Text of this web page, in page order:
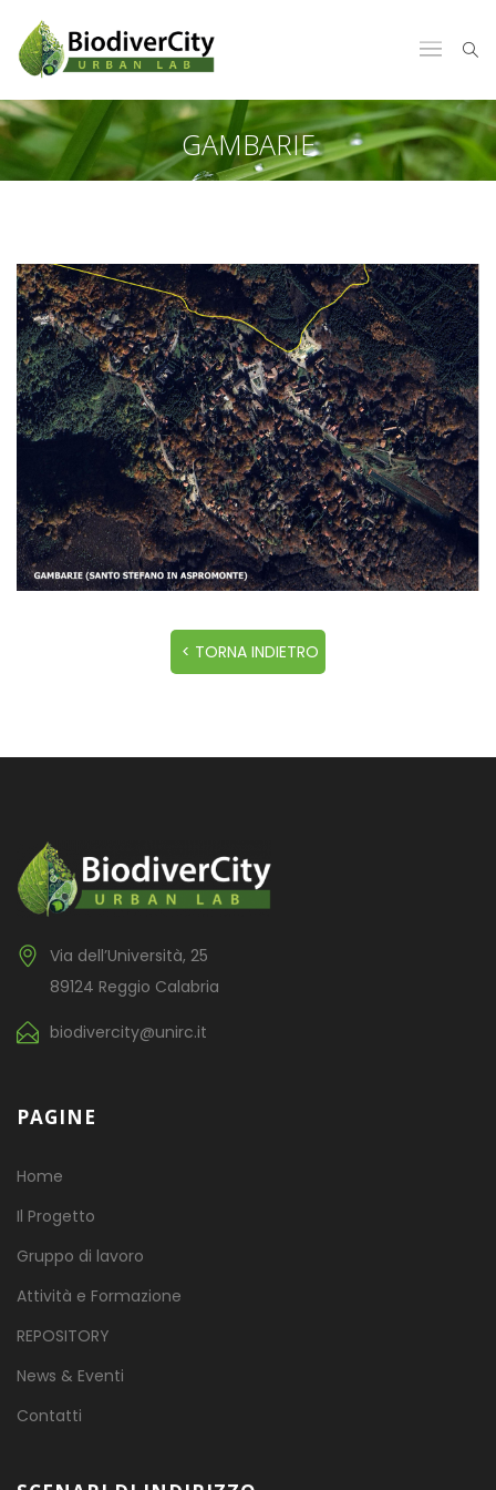
GAMBARIE
Via dell’Università, 25
89124 Reggio Calabria
biodivercity@unirc.it
PAGINE
Home
Il Progetto
Gruppo di lavoro
Attività e Formazione
REPOSITORY
News & Eventi
Contatti